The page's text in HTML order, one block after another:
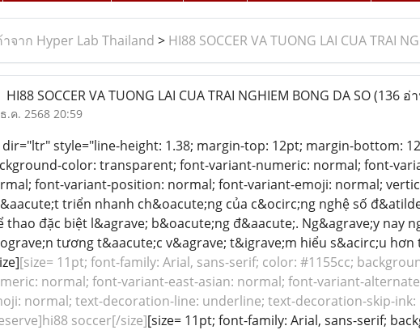
จาก Hyper Lab Thailand > HI88 SOCCER VA TUONG LAI CUA TRAI
HI88 SOCCER VA TUONG LAI CUA TRAI NGHIEM BONG DA SO(136 อ่
.ค. 2568 20:59
dir="ltr" style="line-height: 1.38; margin-top: 12pt; margin-bottom:
color: transparent; font-variant-numeric: normal; font-
font-variant-position: normal; font-variant-emoji: normal;
triển nhanh ch&oacute;ng của c&ocirc;ng nghệ số
thao đặc biệt l&agrave; b&oacute;ng đ&aacute;. Ng&agrave;y nay
tương t&aacute;c v&agrave; t&igrave;m hiểu s&acirc;u
[size= 11pt; font-family: Arial, sans-serif; color: #1155cc;
normal; font-variant-east-asian: normal; font-variant-
normal; text-decoration-line: underline; text-decoration-skip-
soccer[/size][size= 11pt; font-family: Arial, sans-serif;